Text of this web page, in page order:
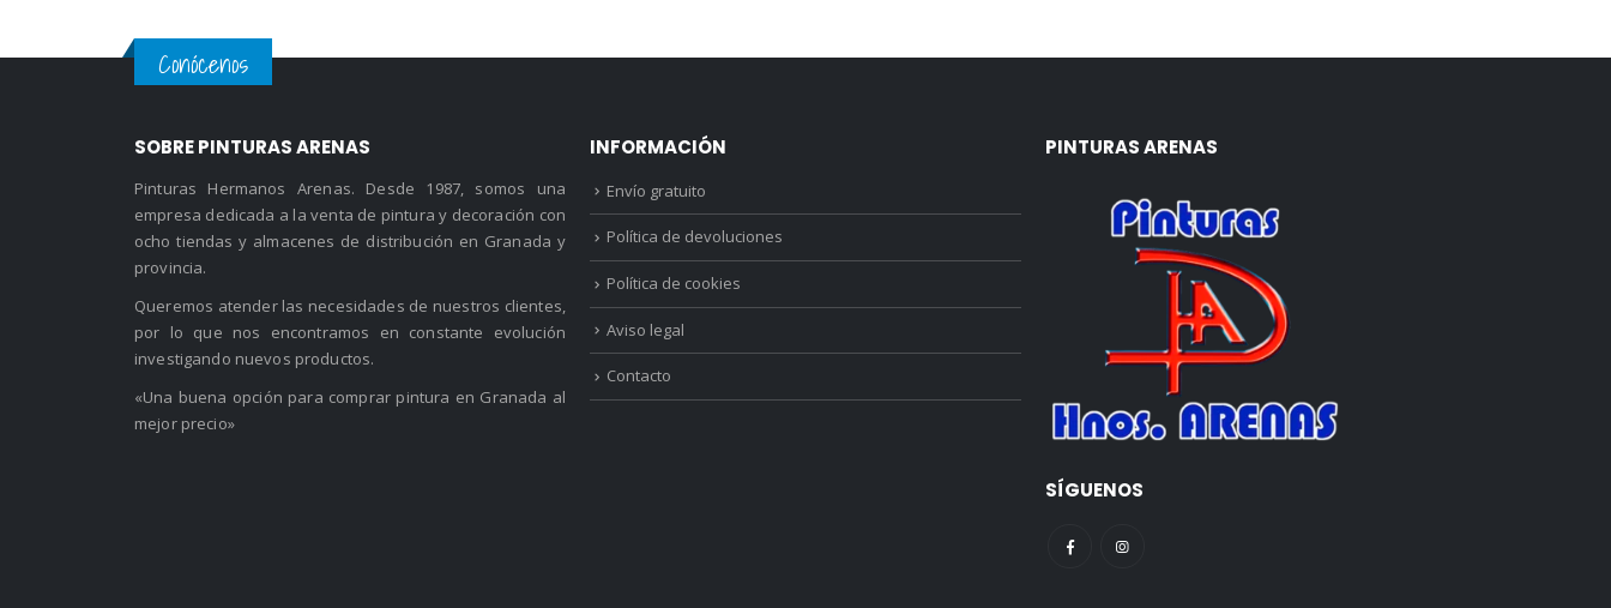
Conócenos
SOBRE PINTURAS ARENAS
Pinturas Hermanos Arenas. Desde 1987, somos una
empresa dedicada a la venta de pintura y decoración con
ocho tiendas y almacenes de distribución en Granada y
provincia.
Queremos atender las necesidades de nuestros clientes,
por lo que nos encontramos en constante evolución
investigando nuevos productos.
«Una buena opción para comprar pintura en Granada al
mejor precio»
INFORMACIÓN
Envío gratuito
Política de devoluciones
Política de cookies
Aviso legal
Contacto
PINTURAS ARENAS
SÍGUENOS